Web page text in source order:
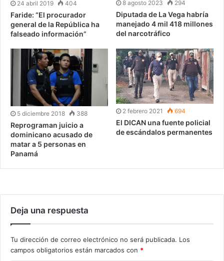
24 abril 2019 404
Faride: “El procurador
general de la República ha
falseado información”
8 agosto 2023 294
Diputada de La Vega habría
manejado 4 mil 418 millones
del narcotráfico
5 diciembre 2018 388
Reprograman juicio a
dominicano acusado de
matar a 5 personas en
Panamá
2 febrero 2021 694
El DICAN una fuente policial
de escándalos permanentes
Deja una respuesta
Tu dirección de correo electrónico no será publicada. Los
campos obligatorios están marcados con *